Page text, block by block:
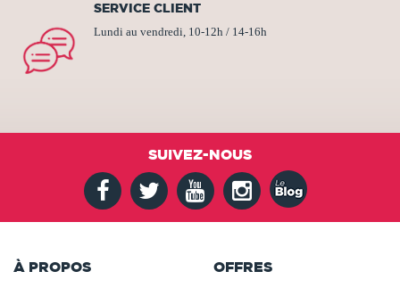
SERVICE CLIENT
Lundi au vendredi, 10-12h / 14-16h
SUIVEZ-NOUS
À PROPOS OFFRES